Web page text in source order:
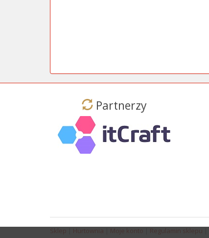
Partnerzy
Sklep Hurtownia Moje konto Regulamin sklepu